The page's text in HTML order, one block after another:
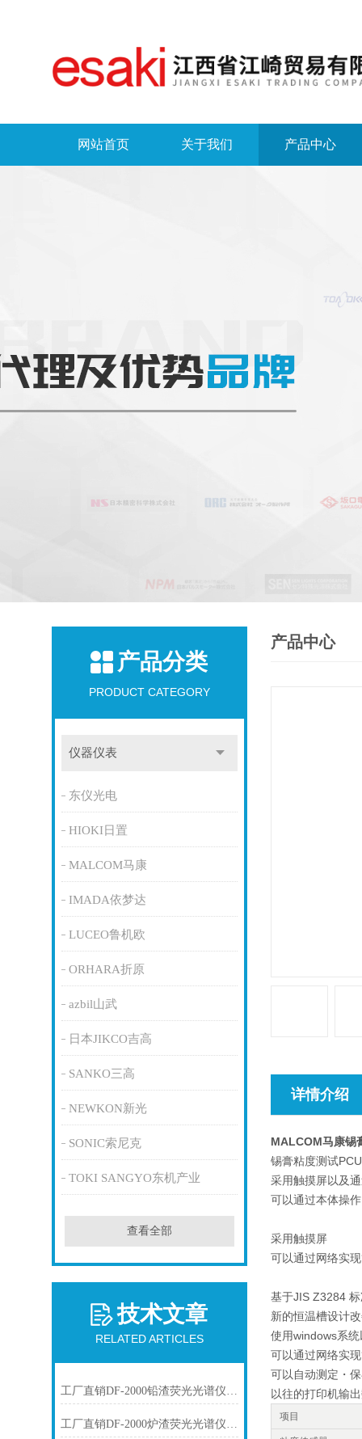
网站首页 关于我们 产品中心
产品分类
PRODUCT CATEGORY
仪器仪表
东仪光电
HIOKI日置
MALCOM马康
IMADA依梦达
LUCEO鲁机欧
ORHARA折原
azbil山武
日本JIKCO吉高
SANKO三高
NEWKON新光
SONIC索尼克
TOKI SANGYO东机产业
查看全部
技术文章
RELATED ARTICLES
工厂直销DF-2000铅渣荧光光谱仪技术参数
工厂直销DF-2000炉渣荧光光谱仪技术参数
产品中心
详情介绍
MALCOM马康锡
锡膏粘度测试
采用触摸屏以及
可以通过本体操
采用触摸屏
可以通过网络实
基于JIS Z3284
新的恒温槽设计
使用windows系
可以通过网络实
可以自动测定・
以往的打印机输
项目